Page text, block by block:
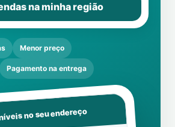
na minha região
Menor preço
Pagamento na entrega
no seu endereço